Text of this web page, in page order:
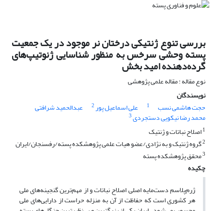
بررسی تنوع ژنتیکی درختان نر موجود در یک جمعیت
پسته وحشی سرخس به منظور شناسایی ژنوتیپ‌های
گرده‌دهنده امید بخش
نوع مقاله : مقاله علمی پژوهشی
نویسندگان
حجت هاشمی نسب
1 علی اسماعیل پور2 عبدالحمید شرافتی
محمد رضا نیکویی دستجردی3
1اصلاح نباتات و ژنتیک
2گروه ژنتیک و به نژادی/عضو هیات علمی پژوهشکده پسته/رفسنجان/ایران
3محقق پژوهشکده پسته
چکیده
ژرم‌پلاسم دست‌مایه اصلی اصلاح نباتات و از مهم‌ترین گنجینه‌های ملی
هر کشوری است که حفاظت از آن به منزله حراست از ‏دارایی‌های ملی